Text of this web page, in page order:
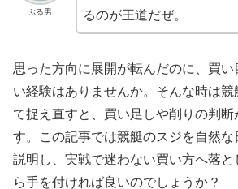
ぶる男
るのが王道だぜ。
思った方向に展開が転んだのに、買
い経験はありませんか。そんな時は
て捉え直すと、買い足しや削りの判断
す。この記事では競艇のスジを自然な
説明し、実戦で迷わない買い方へ落
ら手を付ければ良いのでしょうか？